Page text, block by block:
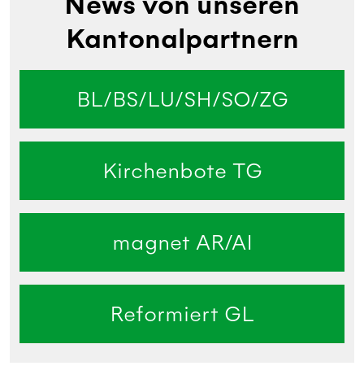
Kantonalpartnern
BL/BS/LU/SH/SO/ZG
Kirchenbote TG
magnet AR/AI
Reformiert GL